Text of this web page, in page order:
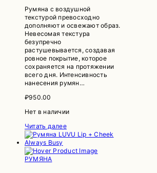
Румяна с воздушной
текстурой превосходно
дополняют и освежают образ.
Невесомая текстура
безупречно
растушевывается, создавая
ровное покрытие, которое
сохраняется на протяжении
всего дня. Интенсивность
нанесения румян…
₽950.00
Нет в наличии
Читать далее
РУМЯНА